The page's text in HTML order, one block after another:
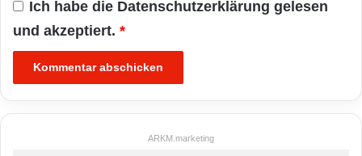
Ich habe die Datenschutzerklärung gelesen
und akzeptiert. *
ARKM.marketing